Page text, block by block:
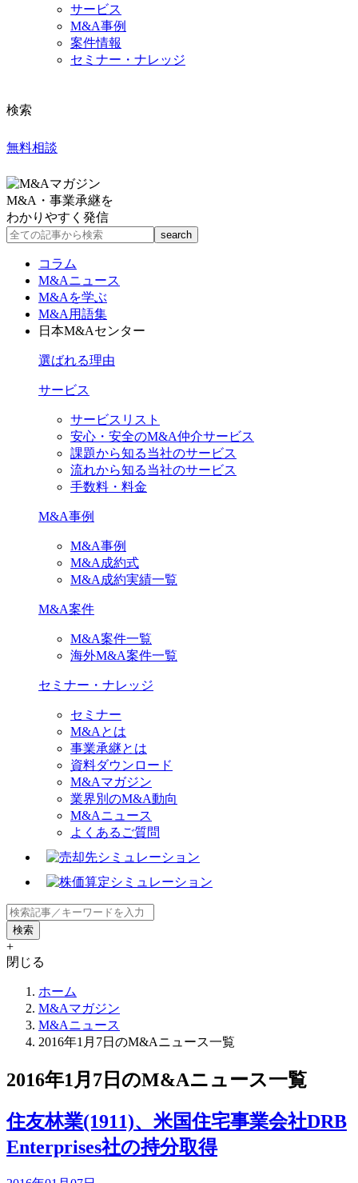
サービス
M&A事例
案件情報
セミナー・ナレッジ
検索
無料相談
M&A・事業承継を
わかりやすく発信
コラム
M&Aニュース
M&Aを学ぶ
M&A用語集
日本M&Aセンター
選ばれる理由
サービス
サービスリスト
安心・安全のM&A仲介サービス
課題から知る当社のサービス
流れから知る当社のサービス
手数料・料金
M&A事例
M&A事例
M&A成約式
M&A成約実績一覧
M&A案件
M&A案件一覧
海外M&A案件一覧
セミナー・ナレッジ
セミナー
M&Aとは
事業承継とは
資料ダウンロード
M&Aマガジン
業界別のM&A動向
M&Aニュース
よくあるご質問
+
閉じる
ホーム
M&Aマガジン
M&Aニュース
2016年1月7日のM&Aニュース一覧
2016年1月7日のM&Aニュース一覧
住友林業(1911)、米国住宅事業会社DRB
Enterprises社の持分取得